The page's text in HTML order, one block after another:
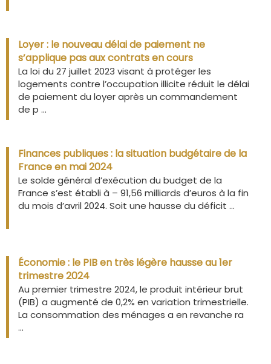
Loyer : le nouveau délai de paiement ne
s’applique pas aux contrats en cours
La loi du 27 juillet 2023 visant à protéger les
logements contre l’occupation illicite réduit le délai
de paiement du loyer après un commandement
de p ...
Finances publiques : la situation budgétaire de la
France en mai 2024
Le solde général d’exécution du budget de la
France s’est établi à – 91,56 milliards d’euros à la fin
du mois d’avril 2024. Soit une hausse du déficit ...
Économie : le PIB en très légère hausse au 1er
trimestre 2024
Au premier trimestre 2024, le produit intérieur brut
(PIB) a augmenté de 0,2% en variation trimestrielle.
La consommation des ménages a en revanche ra
...